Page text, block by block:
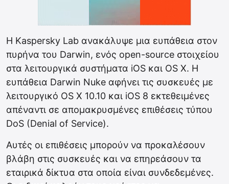
Η Kaspersky Lab ανακάλυψε μια ευπάθεια στον
πυρήνα του Darwin, ενός open-source στοιχείου
στα λειτουργικά συστήματα iOS και OS X. Η
ευπάθεια Darwin Nuke αφήνει τις συσκευές με
λειτουργικό OS X 10.10 και iOS 8 εκτεθειμένες
απέναντι σε απομακρυσμένες επιθέσεις τύπου
DoS (Denial of Service).
Αυτές οι επιθέσεις μπορούν να προκαλέσουν
βλάβη στις συσκευές και να επηρεάσουν τα
εταιρικά δίκτυα στα οποία είναι συνδεδεμένες.